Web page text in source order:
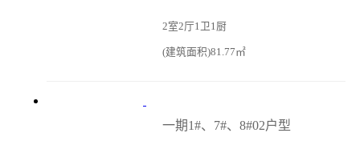
2室2厅1卫1厨
(建筑面积)81.77㎡
一期1#、7#、8#02户型